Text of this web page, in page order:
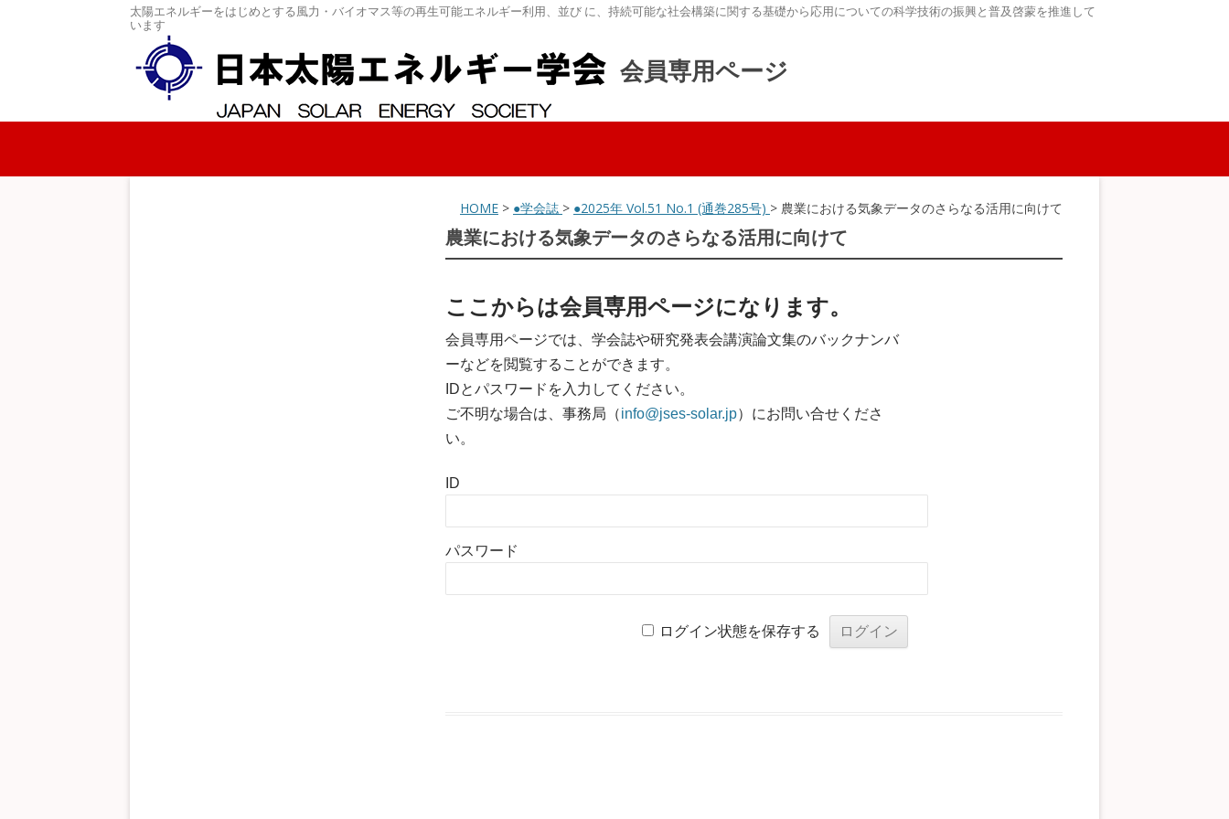
太陽エネルギーをはじめとする風力・バイオマス等の再生可能エネルギー利用、並び に、持続可能な社会構築に関する基礎から応用についての科学技術の振興と普及啓蒙を推進して
います
会員専用ページ
コンテンツへスキップ
HOME > ●学会誌 > ●2025年 Vol.51 No.1 (通巻285号) > 農業における気象データのさらなる活用に向けて
農業における気象データのさらなる活用に向けて
ここからは会員専用ページになります。
会員専用ページでは、学会誌や研究発表会講演論文集のバックナンバ
ーなどを閲覧することができます。
IDとパスワードを入力してください。
ご不明な場合は、事務局（info@jses-solar.jp）にお問い合せくださ
い。
ID
パスワード
ログイン状態を保存する